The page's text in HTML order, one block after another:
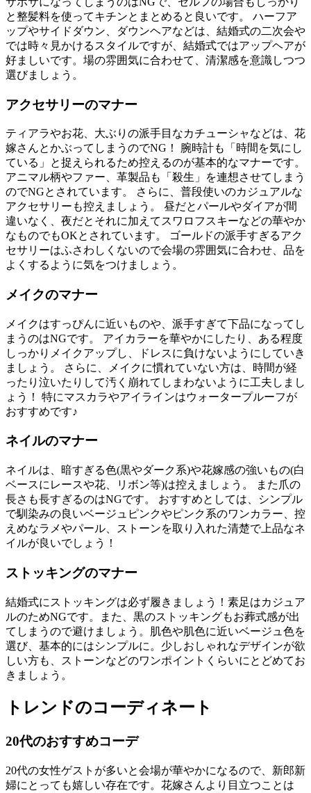
と整髪料を使ってキチンとまとめると良いです。 ハーフア
ップやサイドダウン、ダウンヘアなどは、結婚式の二次会や
では時々見かけるスタイルですが、結婚式ではアップヘアが
好ましいです。場の雰囲気に合わせて、清潔感を意識しつつ
選びましょう。
アクセサリーのマナー
ティアラやお花、大ぶりの派手目なカチューシャなどは、花
嫁さんとかぶってしまうのでNG！ 腕時計も「時間を気にし
ている」と捉えられるため控えるのが基本的なマナーです。
アニマル柄やファー、革製品も「殺生」を連想させてしまう
のでNGとされています。 さらに、普段使いのカジュアルな
アクセサリーも控えましょう。 昼だとパールやダイアが間
違いなく、夜だとそれに加えてスワロフスキーなどの華やか
なものでもOKとされています。 ゴールドの派手すぎるアク
セサリーはふさわしくないので会場の雰囲気に合わせ、品を
よくするように気をつけましょう。
メイクのマナー
メイクはすっぴんに近いものや、派手すぎて下品になってし
まうのはNGです。 アイカラーを華やかにしたり、ある程度
しっかりメイクアップし、ドレスに負けないようにしていき
ましょう。 さらに、メイクに慣れていない方は、時間が経
ったり泣いたりして汚く崩れてしまわないように工夫しまし
ょう！ 特にマスカラやアイラインはウォータープルーフが
おすすめです♪
ネイルのマナー
ネイルは、暗すぎる色(黒やダーク系)や花嫁感の強いもの(白
ベースにレースや花、リボン等)は控えましょう。 また爪の
長さも長すぎるのはNGです。 おすすめとしては、シンプル
で馴染みの良いベージュピンクやピンク系のワンカラー、控
えめなラメやパール、ストーンを取り入れた清楚で上品なネ
イルが良いでしょう！
ストッキングのマナー
結婚式にストッキングは必ず履きましょう！素足はカジュア
ルのためNGです。また、黒のストッキングもお葬式感が出
てしまうので避けましょう。肌色や肌色に近いベージュ色を
選び、基本的にはシンプルに。少しおしゃれなデザインが欲
しい方も、ストーンなどのワンポイントくらいにとどめてお
きましょう。
トレンドのコーディネート
20代のおすすめコーデ
20代の女性ゲストが多いと会場が華やかになるので、新郎新
婦にとっても嬉しい存在です。花嫁さんより目立つことは